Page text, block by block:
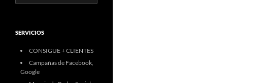
SERVICIOS
CONSIGUE + CLIENTES
Campañas de Facebook,
Google